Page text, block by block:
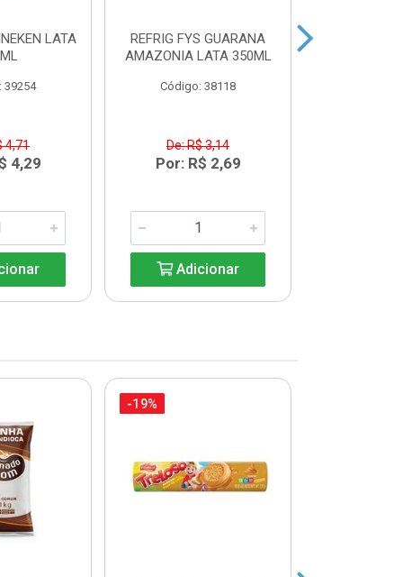
LATA
39254
4,71
4,29
REFRIG FYS GUARANA
AMAZONIA LATA 350ML
Código: 38118
De: R$ 3,14
Por: R$ 2,69
Adicionar
-19%